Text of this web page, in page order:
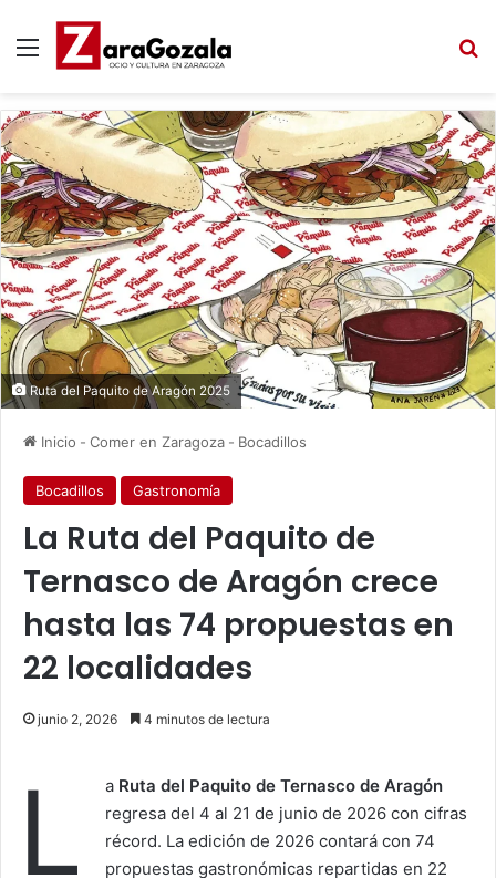
Menú
Ruta del Paquito de Aragón 2025
Inicio - Comer en Zaragoza - Bocadillos
Bocadillos Gastronomía
La Ruta del Paquito de
Ternasco de Aragón crece
hasta las 74 propuestas en
22 localidades
junio 2, 2026 4 minutos de lectura
L a Ruta del Paquito de Ternasco de Aragón
regresa del 4 al 21 de junio de 2026 con cifras
récord. La edición de 2026 contará con 74
propuestas gastronómicas repartidas en 22